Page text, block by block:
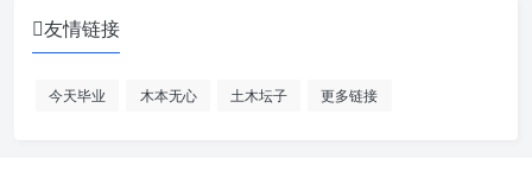
友情链接
今天毕业 木本无心 土木坛子 更多链接